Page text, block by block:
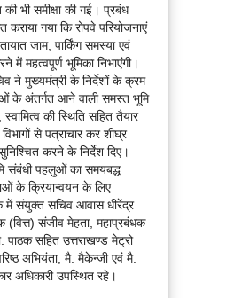
भी समीक्षा की गई। प्रबंध
कराया गया कि रोपवे परियोजनाएं
जाम, पार्किंग समस्या एवं
में महत्वपूर्ण भूमिका निभाएंगी।
ने मुख्यमंत्री के निर्देशों के क्रम
के अंतर्गत आने वाली समस्त भूमि
की स्थिति सहित तैयार
से पत्राचार कर शीघ्र
करने के निर्देश दिए।
संबंधी पहलुओं का समयबद्ध
के क्रियान्वयन के लिए
संयुक्त सचिव आवास धीरेंद्र
(वित्त) संजीव मेहता, महाप्रबंधक
सहित उत्तराखण्ड मेट्रो
अभियंता, मै. मैकेन्जी एवं मै.
अधिकारी उपस्थित रहे।